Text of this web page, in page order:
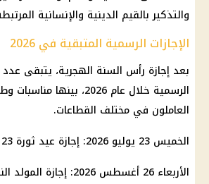
والتذكير بالقيم الدينية والإنسانية
الإجازات الرسمية المتبقية في 2026
بعد إجازة رأس السنة الهجرية، يتبقى
الرسمية خلال عام 2026،
العاملون في مختلف القطاعات.
الخميس 23 يوليو 2026: إجازة عيد ثورة 23 يوليو.
الأربعاء 26 أغسطس 2026: